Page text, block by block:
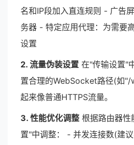
名和IP段加入直连规则 - 广告
务器 - 特定应用代理：为需要
设置
2. 流量伪装设置 在"传输设置"
置合理的WebSocket路径(如"/
起来像普通HTTPS流量。
3. 性能优化调整 根据路由器性
置"中调整： - 并发连接数(建